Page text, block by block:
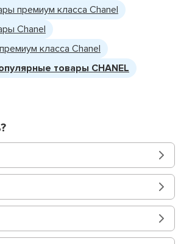
премиум класса Chanel
Chanel
класса Chanel
товары CHANEL